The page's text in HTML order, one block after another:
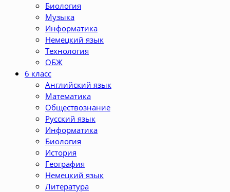
Биология
Музыка
Информатика
Немецкий язык
Технология
ОБЖ
6 класс
Английский язык
Математика
Обществознание
Русский язык
Информатика
Биология
История
География
Немецкий язык
Литература